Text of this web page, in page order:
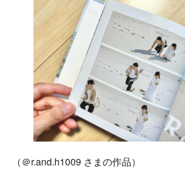
（＠r.and.h1009 さまの作品）